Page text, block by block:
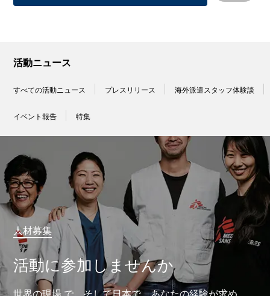
活動ニュース
すべての活動ニュース プレスリリース 海外派遣スタッフ体験談
イベント報告 特集
人材募集
活動に参加しませんか
世界の現場 で、そして日本で、あなたの経験が求め